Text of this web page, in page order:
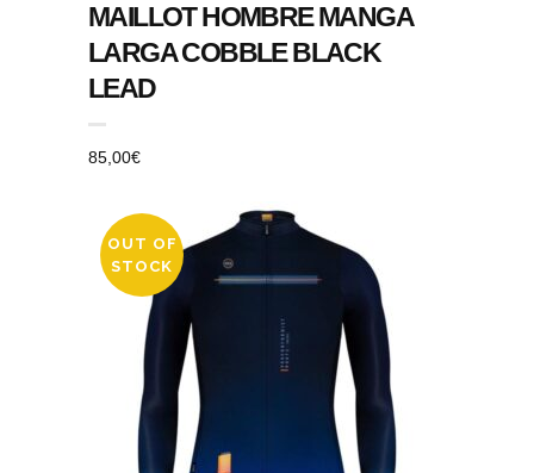
MAILLOT HOMBRE MANGA
LARGA COBBLE BLACK
LEAD
85,00€
OUT OF
STOCK